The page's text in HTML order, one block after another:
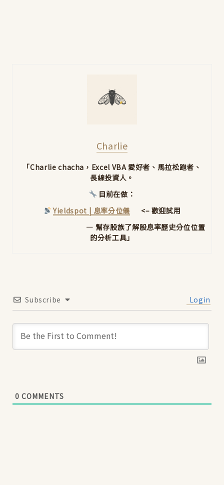
Charlie
「Charlie chacha，Excel VBA 愛好者、馬拉松跑者、
長線投資人。
目前在做：
Yieldspot | 息率分位儀 <– 歡迎試用
— 幫存股族了解股息率歷史分位位置
的分析工具」
Subscribe Login
0 COMMENTS